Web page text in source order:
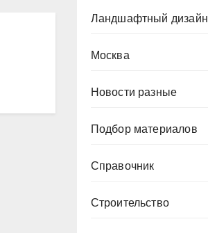
Ландшафтный дизайн
Москва
Новости разные
Подбор материалов
Справочник
Строительство